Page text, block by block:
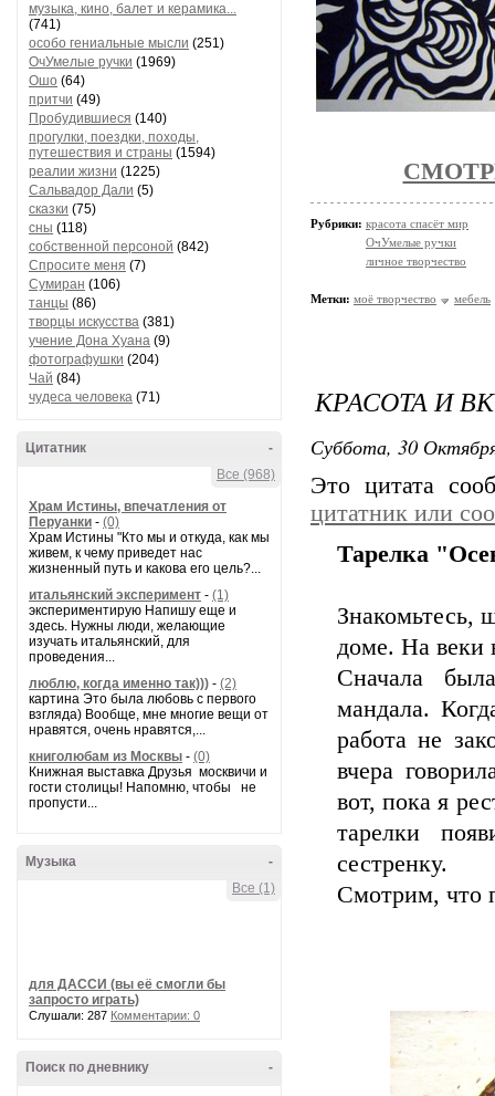
музыка, кино, балет и керамика...
(741)
особо гениальные мысли (251)
ОчУмелые ручки (1969)
Ошо (64)
притчи (49)
Пробудившиеся (140)
прогулки, поездки, походы,
путешествия и страны (1594)
реалии жизни (1225)
Сальвадор Дали (5)
сказки (75)
сны (118)
собственной персоной (842)
Спросите меня (7)
Сумиран (106)
танцы (86)
творцы искусства (381)
учение Дона Хуана (9)
фотографушки (204)
Чай (84)
чудеса человека (71)
-
Цитатник
Все (968)
Храм Истины, впечатления от
Перуанки - (0)
Храм Истины "Кто мы и откуда, как мы
живем, к чему приведет нас
жизненный путь и какова его цель?...
итальянский эксперимент - (1)
экспериментирую Напишу еще и
здесь. Нужны люди, желающие
изучать итальянский, для
проведения...
люблю, когда именно так))) - (2)
картина Это была любовь с первого
взгляда) Вообще, мне многие вещи от
нравятся, очень нравятся,...
книголюбам из Москвы - (0)
Книжная выставка Друзья москвичи и
гости столицы! Напомню, чтобы не
пропусти...
-
Музыка
Все (1)
для ДАССИ (вы её смогли бы
запросто играть)
Слушали: 287 Комментарии: 0
-
Поиск по дневнику
Рубрики: красота спасёт мир
ОчУмелые ручки
личное творчество
Метки: моё творчество мебель
КРАСОТА И
Суббота, 30
Это цитата
цитатник или
Тарелка
Знакомьтесь,
доме. На веки
Сначала
мандала.
работа не
вчера
вот, пока я
тарелки
сестренку.
Смотрим, что